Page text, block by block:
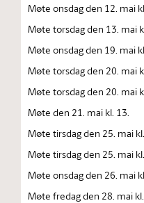
Møte onsdag den 12. mai
Møte torsdag den 13. mai
Møte onsdag den 19. mai
Møte torsdag den 20. mai
Møte torsdag den 20. mai
Møte den 21. mai kl. 13.
Møte tirsdag den 25. mai
Møte tirsdag den 25. mai
Møte onsdag den 26. mai
Møte fredag den 28. mai